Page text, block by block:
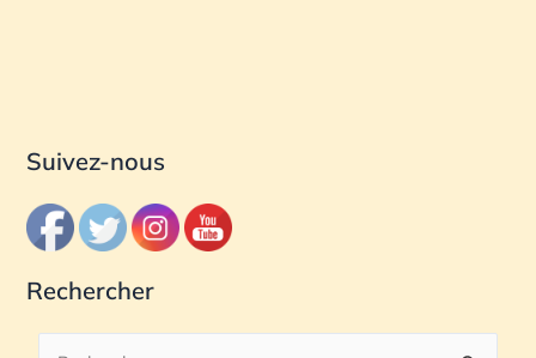
Suivez-nous
Rechercher